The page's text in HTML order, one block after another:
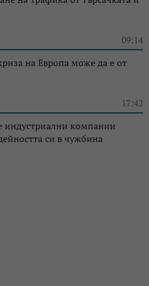
09:14
на Европа може да е от
17:42
индустриални компании
си в чужбина